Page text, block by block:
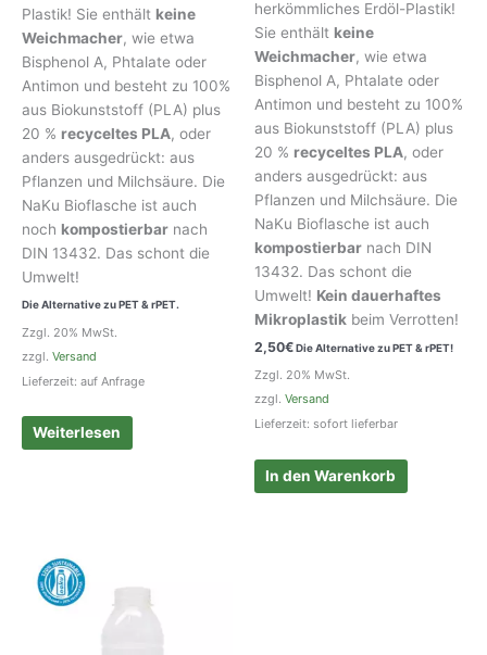
Plastik! Sie enthält keine
Weichmacher, wie etwa
Bisphenol A, Phtalate oder
Antimon und besteht zu 100%
aus Biokunststoff (PLA) plus
20 % recyceltes PLA, oder
anders ausgedrückt: aus
Pflanzen und Milchsäure. Die
NaKu Bioflasche ist auch
noch kompostierbar nach
DIN 13432. Das schont die
Umwelt!
Die Alternative zu PET & rPET.
Zzgl. 20% MwSt.
zzgl. Versand
Lieferzeit: auf Anfrage
Weiterlesen
herkömmliches Erdöl-Plastik!
Sie enthält keine
Weichmacher, wie etwa
Bisphenol A, Phtalate oder
Antimon und besteht zu 100%
aus Biokunststoff (PLA) plus
20 % recyceltes PLA, oder
anders ausgedrückt: aus
Pflanzen und Milchsäure. Die
NaKu Bioflasche ist auch
kompostierbar nach DIN
13432. Das schont die
Umwelt! Kein dauerhaftes
Mikroplastik beim Verrotten!
2,50€Die Alternative zu PET & rPET!
Zzgl. 20% MwSt.
zzgl. Versand
Lieferzeit: sofort lieferbar
In den Warenkorb